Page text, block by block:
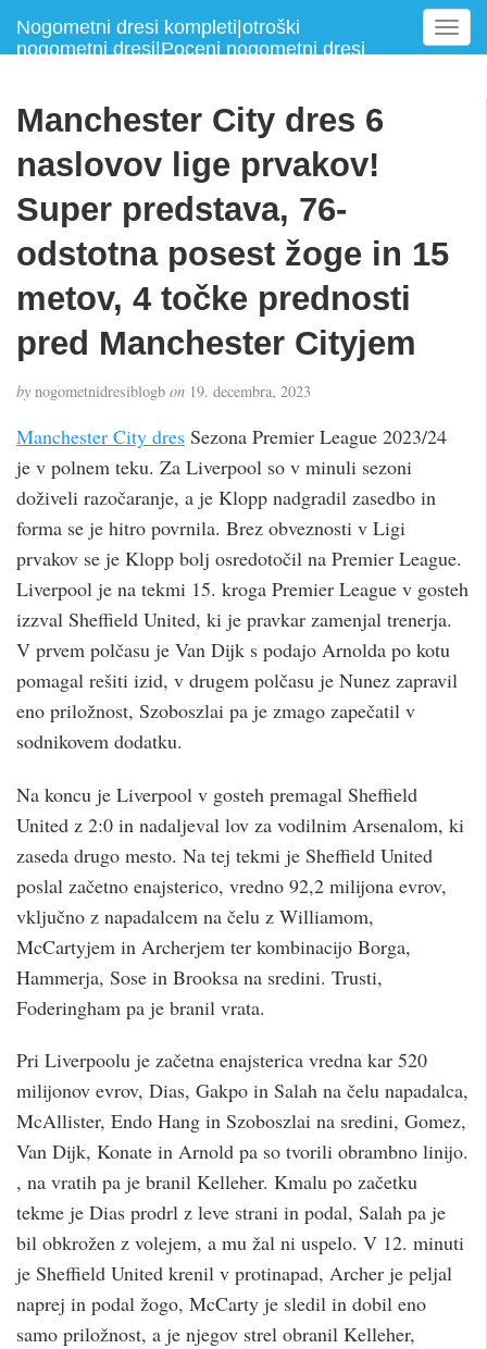
Nogometni dresi kompleti|otroški
nogometni dresi|Poceni nogometni dresi
T
o
i
g
Manchester City dres 6
naslovov lige prvakov!
Super predstava, 76-
odstotna posest žoge in 15
metov, 4 točke prednosti
pred Manchester Cityjem
by nogometnidresiblogb on 19. decembra, 2023
Manchester City dres Sezona Premier League 2023/24
je v polnem teku. Za Liverpool so v minuli sezoni
doživeli razočaranje, a je Klopp nadgradil zasedbo in
forma se je hitro povrnila. Brez obveznosti v Ligi
prvakov se je Klopp bolj osredotočil na Premier League.
Liverpool je na tekmi 15. kroga Premier League v gosteh
izzval Sheffield United, ki je pravkar zamenjal trenerja.
V prvem polčasu je Van Dijk s podajo Arnolda po kotu
pomagal rešiti izid, v drugem polčasu je Nunez zapravil
eno priložnost, Szoboszlai pa je zmago zapečatil v
sodnikovem dodatku.
Na koncu je Liverpool v gosteh premagal Sheffield
United z 2:0 in nadaljeval lov za vodilnim Arsenalom, ki
zaseda drugo mesto. Na tej tekmi je Sheffield United
poslal začetno enajsterico, vredno 92,2 milijona evrov,
vključno z napadalcem na čelu z Williamom,
McCartyjem in Archerjem ter kombinacijo Borga,
Hammerja, Sose in Brooksa na sredini. Trusti,
Foderingham pa je branil vrata.
Pri Liverpoolu je začetna enajsterica vredna kar 520
milijonov evrov, Dias, Gakpo in Salah na čelu napadalca,
McAllister, Endo Hang in Szoboszlai na sredini, Gomez,
Van Dijk, Konate in Arnold pa so tvorili obrambno linijo.
, na vratih pa je branil Kelleher. Kmalu po začetku
tekme je Dias prodrl z leve strani in podal, Salah pa je
bil obkrožen z volejem, a mu žal ni uspelo. V 12. minuti
je Sheffield United krenil v protinapad, Archer je peljal
naprej in podal žogo, McCarty je sledil in dobil eno
samo priložnost, a je njegov strel obranil Kelleher,